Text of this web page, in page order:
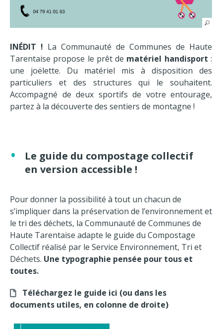
INÉDIT ! La Communauté de Communes de Haute
Tarentaise propose le prêt de matériel handisport :
une joëlette. Du matériel mis à disposition des
particuliers et des structures qui le souhaitent.
Accompagné de deux sportifs de votre entourage,
partez à la découverte des sentiers de montagne !
Le guide du compostage collectif
en version accessible !
Pour donner la possibilité à tout un chacun de
s’impliquer dans la préservation de l’environnement et
le tri des déchets, la Communauté de Communes de
Haute Tarentaise adapte le guide du Compostage
Collectif réalisé par le Service Environnement, Tri et
Déchets. Une typographie pensée pour tous et
toutes.
Téléchargez le guide ici (ou dans les
documents utiles, en colonne de droite)